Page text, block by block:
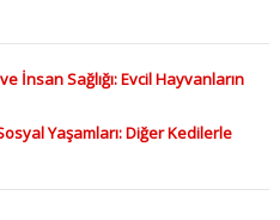
İnsan Sağlığı: Evcil Hayvanların
Yaşamları: Diğer Kedilerle